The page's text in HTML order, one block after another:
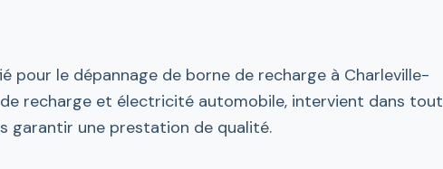
pour le dépannage de borne de recharge à Charleville-
recharge et électricité automobile, intervient dans tout
garantir une prestation de qualité.